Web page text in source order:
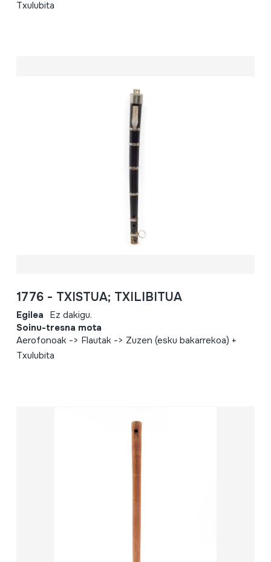
Txulubita
1776 - TXISTUA; TXILIBITUA
Egilea Ez dakigu.
Soinu-tresna mota
Aerofonoak -> Flautak -> Zuzen (esku bakarrekoa) +
Txulubita